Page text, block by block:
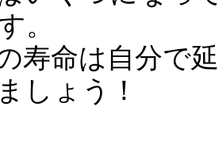
。
寿命は自分で
しょう！